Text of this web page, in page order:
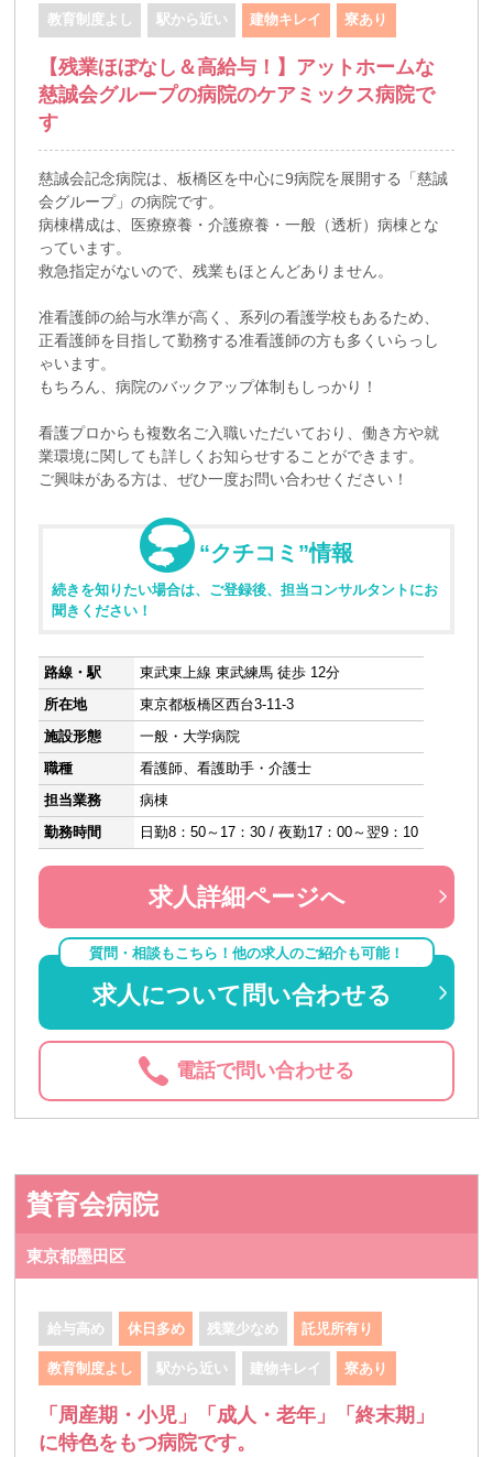
教育制度よし 駅から近い 建物キレイ 寮あり
【残業ほぼなし＆高給与！】アットホームな
慈誠会グループの病院のケアミックス病院で
す
慈誠会記念病院は、板橋区を中心に9病院を展開する「慈誠
会グループ」の病院です。
病棟構成は、医療療養・介護療養・一般（透析）病棟とな
っています。
救急指定がないので、残業もほとんどありません。
准看護師の給与水準が高く、系列の看護学校もあるため、
正看護師を目指して勤務する准看護師の方も多くいらっし
ゃいます。
もちろん、病院のバックアップ体制もしっかり！
看護プロからも複数名ご入職いただいており、働き方や就
業環境に関しても詳しくお知らせすることができます。
ご興味がある方は、ぜひ一度お問い合わせください！
“クチコミ”情報
続きを知りたい場合は、ご登録後、担当コンサルタントにお
聞きください！
路線・駅
東武東上線 東武練馬 徒歩 12分
所在地
東京都板橋区西台3-11-3
施設形態
一般・大学病院
職種
看護師、看護助手・介護士
担当業務
病棟
勤務時間
日勤8：50～17：30 / 夜勤17：00～翌9：10
求人詳細ページへ
質問・相談もこちら！他の求人のご紹介も可能！
求人について問い合わせる
電話で問い合わせる
賛育会病院
東京都墨田区
給与高め 休日多め 残業少なめ 託児所有り
教育制度よし 駅から近い 建物キレイ 寮あり
「周産期・小児」「成人・老年」「終末期」
に特色をもつ病院です。